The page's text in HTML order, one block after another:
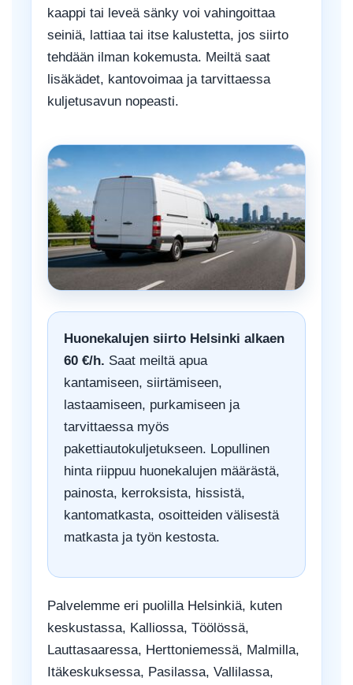
kaappi tai leveä sänky voi vahingoittaa
seiniä, lattiaa tai itse kalustetta, jos siirto
tehdään ilman kokemusta. Meiltä saat
lisäkädet, kantovoimaa ja tarvittaessa
kuljetusavun nopeasti.
Huonekalujen siirto Helsinki alkaen
60 €/h. Saat meiltä apua
kantamiseen, siirtämiseen,
lastaamiseen, purkamiseen ja
tarvittaessa myös
pakettiautokuljetukseen. Lopullinen
hinta riippuu huonekalujen määrästä,
painosta, kerroksista, hissistä,
kantomatkasta, osoitteiden välisestä
matkasta ja työn kestosta.
Palvelemme eri puolilla Helsinkiä, kuten
keskustassa, Kalliossa, Töölössä,
Lauttasaaressa, Herttoniemessä, Malmilla,
Itäkeskuksessa, Pasilassa, Vallilassa,